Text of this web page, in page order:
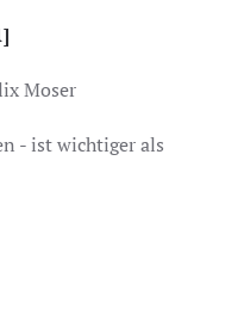
Moser
- ist wichtiger als